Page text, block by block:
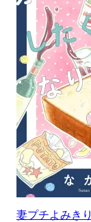
妻プチよみきり